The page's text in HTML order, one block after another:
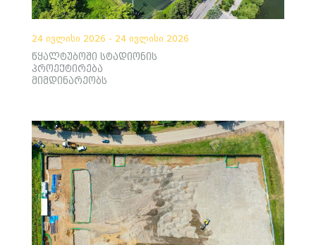
24 ივლისი 2026 - 24 ივლისი 2026
წყალტუბოში სტადიონის
პროექტირება
მიმდინარეობს